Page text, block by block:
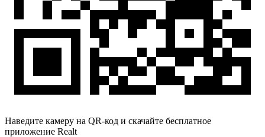
Наведите камеру на QR-код и скачайте бесплатное
приложение Realt